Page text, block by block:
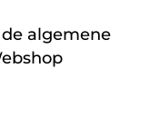
algemene